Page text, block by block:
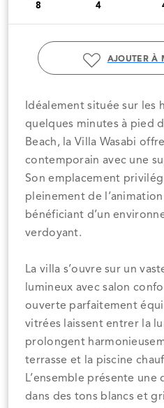
8
4
AJOUTER À
Idéalement située sur les
quelques minutes à pied
Beach, la Villa Wasabi
contemporain avec une
Son emplacement
pleinement de
bénéficiant d’un
verdoyant.
La villa s’ouvre sur un
lumineux avec salon
ouverte parfaitement
vitrées laissent entrer la
prolongent
terrasse et la piscine
L’ensemble présente
dans des tons blancs et